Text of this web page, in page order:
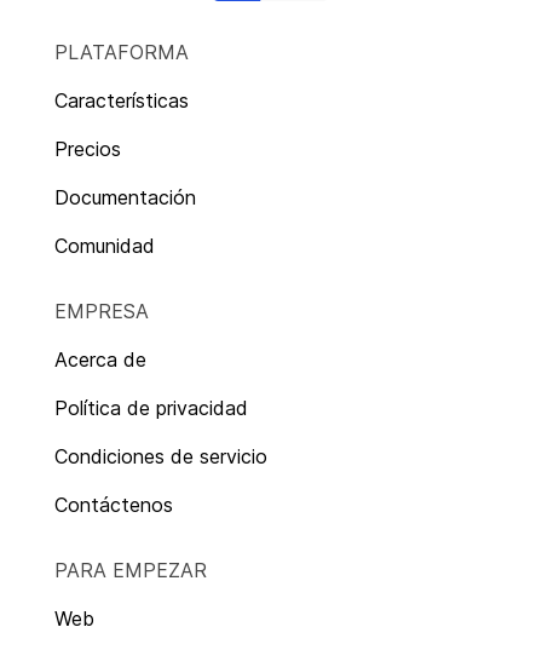
PLATAFORMA
Características
Precios
Documentación
Comunidad
EMPRESA
Acerca de
Política de privacidad
Condiciones de servicio
Contáctenos
PARA EMPEZAR
Web